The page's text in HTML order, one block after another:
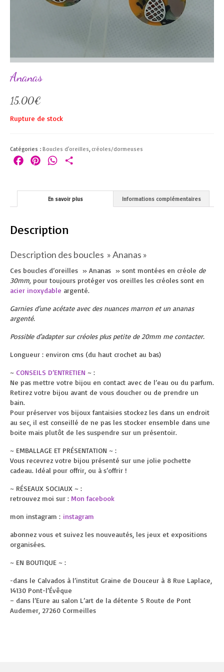
Ananas
15,00€
Rupture de stock
Catégories : Boucles d'oreilles, créoles/dormeuses
FacebookPinterestWhatsApp
En savoir plus Informations complémentaires
Description
Description des boucles » Ananas »
Ces boucles d’oreilles » Ananas » sont montées en créole de
30mm, pour toujours protéger vos oreilles les créoles sont en
acier inoxydable argenté.
Garnies d’une acétate avec des nuances marron et un ananas
argenté.
Possible d’adapter sur créoles plus petite de 20mm me contacter.
Longueur : environ cms (du haut crochet au bas)
~ CONSEILS D’ENTRETIEN ~ :
Ne pas mettre votre bijou en contact avec de l’eau ou du parfum.
Retirez votre bijou avant de vous doucher ou de prendre un
bain.
Pour préserver vos bijoux fantaisies stockez les dans un endroit
au sec, il est conseillé de ne pas les stocker ensemble dans une
boite mais plutôt de les suspendre sur un présentoir.
~ EMBALLAGE ET PRÉSENTATION ~ :
Vous recevrez votre bijou présenté sur une jolie pochette
cadeau. Idéal pour offrir, ou à s’offrir !
~ RÉSEAUX SOCIAUX ~ :
retrouvez moi sur : Mon facebook
mon instagram : instagram
abonnez vous et suivez les nouveautés, les jeux et expositions
organisées.
~ EN BOUTIQUE ~ :
-dans le Calvados à l’institut Graine de Douceur à 8 Rue Laplace,
14130 Pont-l’Évêque
– dans l’Eure au salon L’art de la détente 5 Route de Pont
Audemer, 27260 Cormeilles